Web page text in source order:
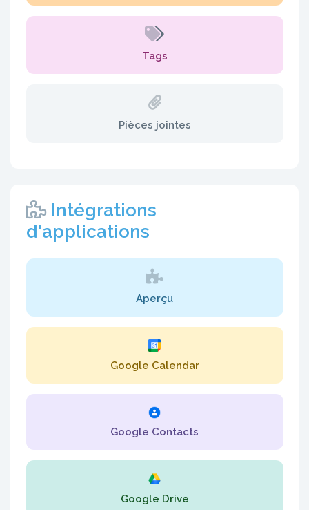
Tags
Pièces jointes
Intégrations
d'applications
Aperçu
Google Calendar
Google Contacts
Google Drive